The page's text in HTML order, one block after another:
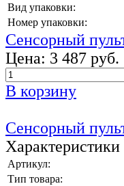
Вид упаковки:
Номер упаковки:
Сенсорный
Цена: 3 487 руб.
В корзину
Сенсорный
Характеристики
Артикул:
Тип товара: